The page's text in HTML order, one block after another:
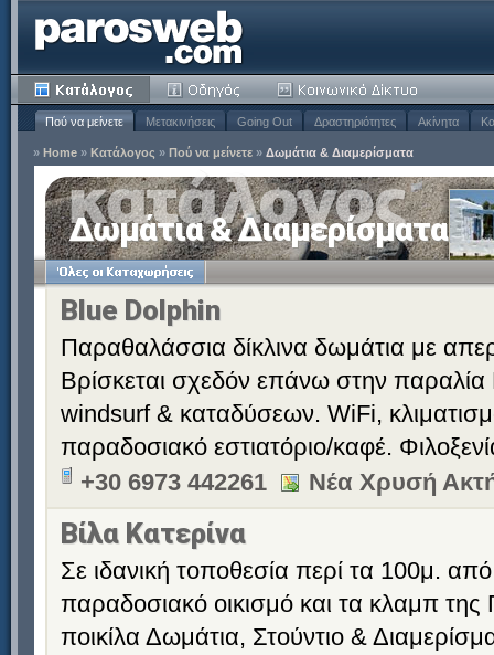
Πού να μείνετε Μετακινήσεις Going Out Δραστηριότητες Ακίνητα
» Home » Κατάλογος » Πού να μείνετε » Δωμάτια & Διαμερίσματα
Δωμάτια & Διαμερίσματα
Blue Dolphin
Παραθαλάσσια δίκλινα δωμάτια με
Βρίσκεται σχεδόν επάνω στην
windsurf & καταδύσεων. WiFi,
παραδοσιακό εστιατόριο/καφέ.
+30 6973 442261
Νέα Χρυσή
Βίλα Κατερίνα
Σε ιδανική τοποθεσία περί τα 100μ.
παραδοσιακό οικισμό και τα κλαμπ της
ποικίλα Δωμάτια, Στούντιο &